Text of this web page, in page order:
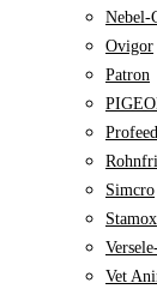
Nebel-
Ovigor
Patron
Simcro
Stamox
Vet